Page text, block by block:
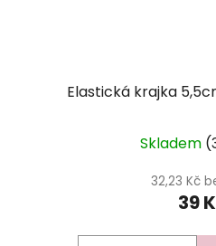
Elastická krajka
Skladem
32,23 Kč
39